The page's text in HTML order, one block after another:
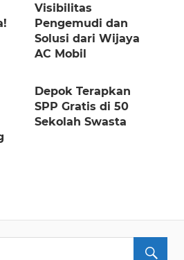
Visibilitas
Pengemudi dan
Solusi dari Wijaya
AC Mobil
Depok Terapkan
SPP Gratis di 50
Sekolah Swasta